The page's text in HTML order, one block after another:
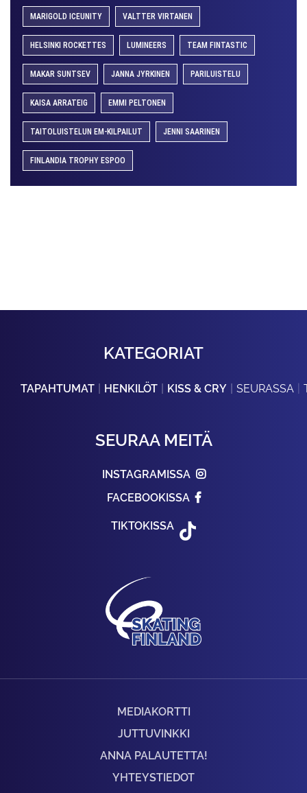
MARIGOLD ICEUNITY VALTTER VIRTANEN
HELSINKI ROCKETTES LUMINEERS TEAM FINTASTIC
MAKAR SUNTSEV JANNA JYRKINEN PARILUISTELU
KAISA ARRATEIG EMMI PELTONEN
TAITOLUISTELUN EM-KILPAILUT JENNI SAARINEN
FINLANDIA TROPHY ESPOO
KATEGORIAT
TAPAHTUMAT HENKILÖT KISS & CRY SEURASSA
SEURAA MEITÄ
INSTAGRAMISSA
FACEBOOKISSA
TIKTOKISSA
MEDIAKORTTI
JUTTUVINKKI
ANNA PALAUTETTA!
YHTEYSTIEDOT